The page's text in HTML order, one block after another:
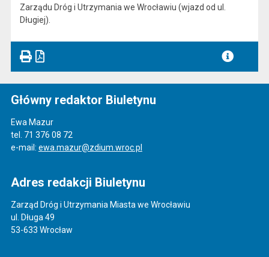
Zarządu Dróg i Utrzymania we Wrocławiu (wjazd od ul.
Długiej).
Główny redaktor Biuletynu
Ewa Mazur
tel. 71 376 08 72
e-mail: ewa.mazur@zdium.wroc.pl
Adres redakcji Biuletynu
Zarząd Dróg i Utrzymania Miasta we Wrocławiu
ul. Długa 49
53-633 Wrocław